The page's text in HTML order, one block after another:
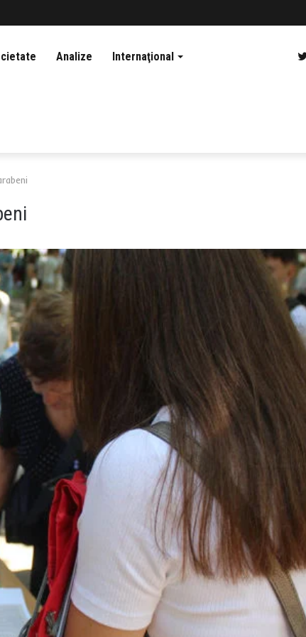
Analize Internaţional